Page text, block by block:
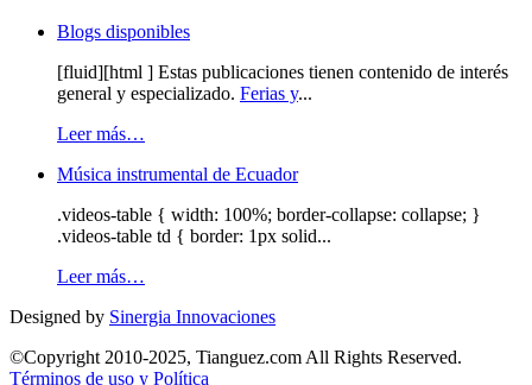
Blogs disponibles
[fluid][html ] Estas publicaciones tienen contenido de interés
general y especializado. Ferias y...
Leer más…
Música instrumental de Ecuador
.videos-table { width: 100%; border-collapse: collapse; }
.videos-table td { border: 1px solid...
Leer más…
Designed by Sinergia Innovaciones
©Copyright 2010-2025, Tianguez.com All Rights Reserved.
Términos de uso y Política